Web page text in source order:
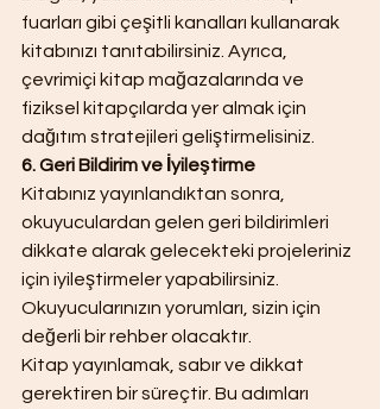
fuarları gibi çeşitli kanalları kullanarak
kitabınızı tanıtabilirsiniz. Ayrıca,
çevrimiçi kitap mağazalarında ve
fiziksel kitapçılarda yer almak için
dağıtım stratejileri geliştirmelisiniz.
6. Geri Bildirim ve İyileştirme
Kitabınız yayınlandıktan sonra,
okuyuculardan gelen geri bildirimleri
dikkate alarak gelecekteki projeleriniz
için iyileştirmeler yapabilirsiniz.
Okuyucularınızın yorumları, sizin için
değerli bir rehber olacaktır.
Kitap yayınlamak, sabır ve dikkat
gerektiren bir süreçtir. Bu adımları